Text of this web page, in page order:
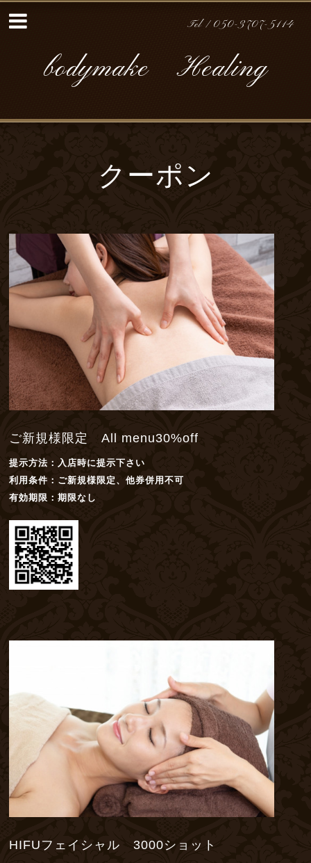
Tel / 050-3707-5114
bodymake Healing
クーポン
ご新規様限定 All menu30%off
提示方法： 入店時に提示下さい
利用条件： ご新規様限定、他券併用不可
有効期限：期限なし
HIFUフェイシャル 3000ショット